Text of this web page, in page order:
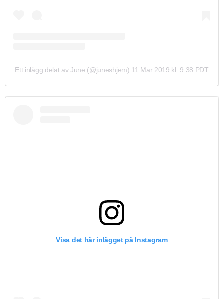
Ett inlägg delat av June (@juneshjem) 11 Mar 2019 kl. 9:38 PDT
Visa det här inlägget på Instagram